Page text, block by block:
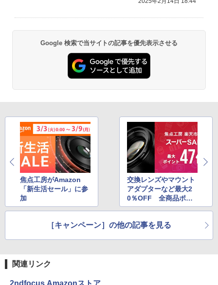
Google 検索で当サイトの記事を優先表示させる
焦点工房がAmazon
「新生活セール」に参
加
交換レンズやマウント
アダプターなど最大2
0％OFF 全商品ポイ
ント2倍も
［キャンペーン］の他の記事を見る
関連リンク